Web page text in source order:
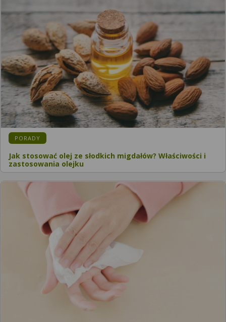
KATEGORIA:
PORADY
Jak stosować olej ze słodkich migdałów? Właściwości i
zastosowania olejku